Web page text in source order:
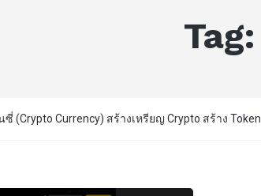
Tag:
(Crypto Currency) สร้างเหรียญ Crypto สร้าง Token